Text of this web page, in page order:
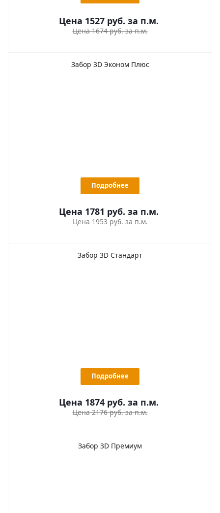
Цена 1527 руб. за п.м.
Цена 1674 руб. за п.м.
Забор 3D Эконом Плюс
Подробнее
Цена 1781 руб. за п.м.
Цена 1953 руб. за п.м.
Забор 3D Стандарт
Подробнее
Цена 1874 руб. за п.м.
Цена 2176 руб. за п.м.
Забор 3D Премиум